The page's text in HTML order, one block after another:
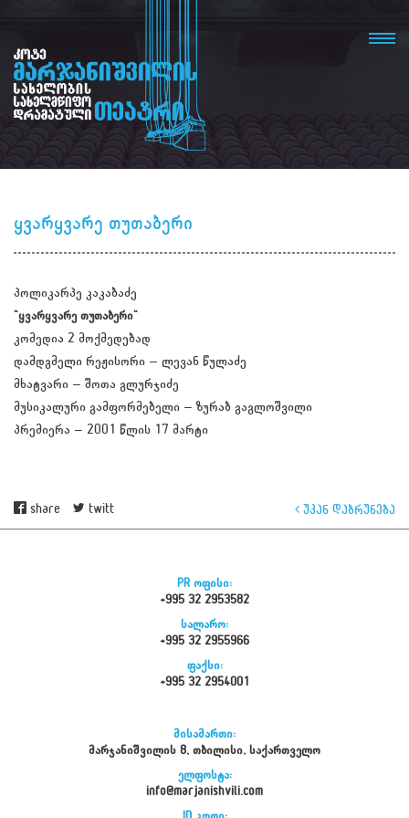
ყვარყვარე თუთაბერი
პოლიკარპე კაკაბაძე
"ყვარყვარე თუთაბერი"
კომედია 2 მოქმედებად
დამდგმელი რეჟისორი – ლევან წულაძე
მხატვარი – შოთა გლურჯიძე
მუსიკალური გამფორმებელი – ზურაბ გაგლოშვილი
პრემიერა – 2001 წლის 17 მარტი
share twitt უკან დაბრუნება
PR ოფისი:
+995 32 2953582
სალარო:
+995 32 2955966
ფაქსი:
+995 32 2954001
მისამართი:
მარჯანიშვილის 8, თბილისი, საქართველო
ელფოსტა:
info@marjanishvili.com